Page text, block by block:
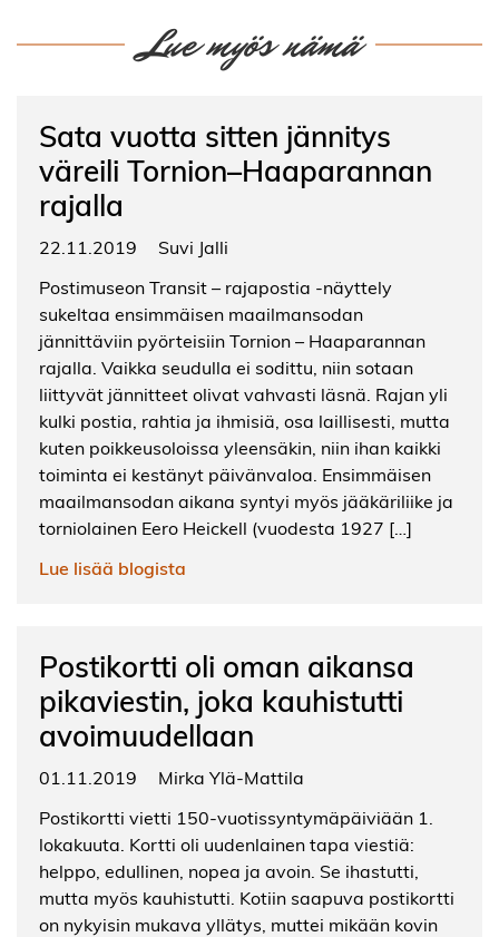
Lue myös nämä
Sata vuotta sitten jännitys
väreili Tornion–Haaparannan
rajalla
22.11.2019
Suvi Jalli
Postimuseon Transit – rajapostia -näyttely
sukeltaa ensimmäisen maailmansodan
jännittäviin pyörteisiin Tornion – Haaparannan
rajalla. Vaikka seudulla ei sodittu, niin sotaan
liittyvät jännitteet olivat vahvasti läsnä. Rajan yli
kulki postia, rahtia ja ihmisiä, osa laillisesti, mutta
kuten poikkeusoloissa yleensäkin, niin ihan kaikki
toiminta ei kestänyt päivänvaloa. Ensimmäisen
maailmansodan aikana syntyi myös jääkäriliike ja
torniolainen Eero Heickell (vuodesta 1927 […]
Lue lisää blogista
Postikortti oli oman aikansa
pikaviestin, joka kauhistutti
avoimuudellaan
01.11.2019
Mirka Ylä-Mattila
Postikortti vietti 150-vuotissyntymäpäiviään 1.
lokakuuta. Kortti oli uudenlainen tapa viestiä:
helppo, edullinen, nopea ja avoin. Se ihastutti,
mutta myös kauhistutti. Kotiin saapuva postikortti
on nykyisin mukava yllätys, muttei mikään kovin